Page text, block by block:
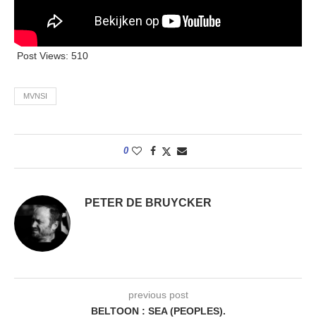
Post Views: 510
MVNSI
0
PETER DE BRUYCKER
previous post
BELTOON : SEA (PEOPLES).